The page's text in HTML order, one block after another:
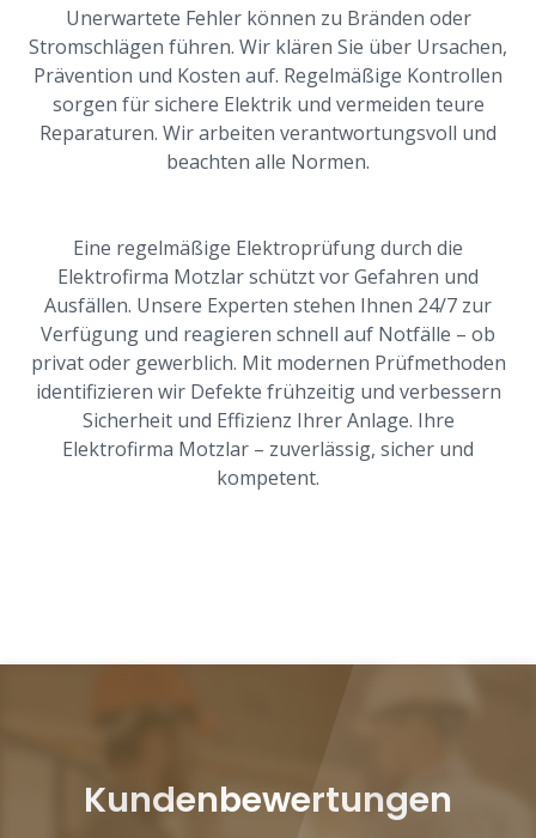
Unerwartete Fehler können zu Bränden oder
Stromschlägen führen. Wir klären Sie über Ursachen,
Prävention und Kosten auf. Regelmäßige Kontrollen
sorgen für sichere Elektrik und vermeiden teure
Reparaturen. Wir arbeiten verantwortungsvoll und
beachten alle Normen.
Eine regelmäßige Elektroprüfung durch die
Elektrofirma Motzlar schützt vor Gefahren und
Ausfällen. Unsere Experten stehen Ihnen 24/7 zur
Verfügung und reagieren schnell auf Notfälle – ob
privat oder gewerblich. Mit modernen Prüfmethoden
identifizieren wir Defekte frühzeitig und verbessern
Sicherheit und Effizienz Ihrer Anlage. Ihre
Elektrofirma Motzlar – zuverlässig, sicher und
kompetent.
Kundenbewertungen